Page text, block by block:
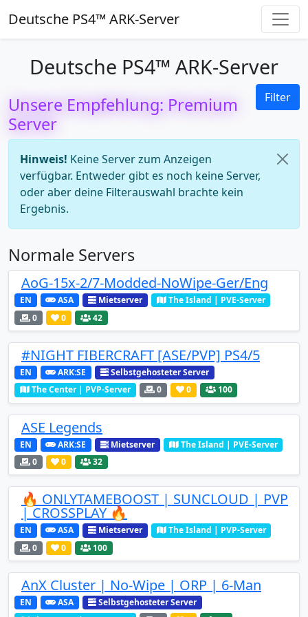
Deutsche PS4™ ARK-Server
Deutsche PS4™ ARK-Server
Filter
Unsere Empfehlung: Premium
Server
Hinweis! Keine Server zum Anzeigen
verfügbar. Entweder gibt es noch keine Server,
oder aber deine Filterauswahl brachte kein
Ergebnis.
Normale Servers
AoG-15x-2/7-Modded-NoWipe-Ger/Eng
EN ASA Mietserver
The Island | PVE-Server
0
0 42
#NIGHT FIBERCRAFT [ASE/PVP] PS4/5
EN ARK:SE
Selbstgehosteter Server
The Center | PVP-Server
0 0 100
ASE Legends
EN ARK:SE Mietserver
The Island | PVE-Server
0
0 32
🔥 ONLYTAMEBOOST | SUNCLOUD | PVP
| CROSSPLAY 🔥
EN ASA Mietserver
The Island | PVP-Server
0
0 100
AnX Cluster | No-Wipe | ORP | 6-Man
EN ASA
Selbstgehosteter Server